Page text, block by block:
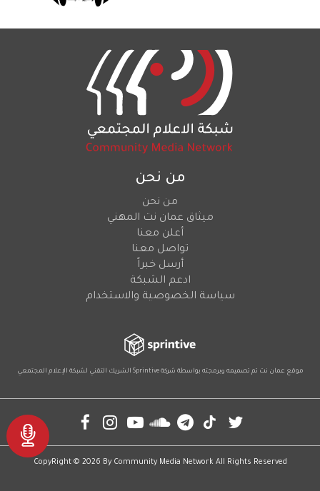
من نحن
من نحن
ميثاق عمان نت المهني
أعلن معنا
تواصل معنا
أرسل خبراً
ادعم الشبكة
سياسة الخصوصية والاستخدام
موقع عمان نت تم تصميمه وبرمجته بواسطة شركةSprintive الشريك التقني لشبكة الإعلام المجتمعي
CopyRight © 2026 By Community Media Network All Rights Reserved